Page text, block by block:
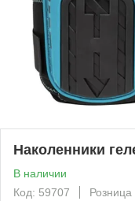
Наколенники
В наличии
Код: 59707
Розница